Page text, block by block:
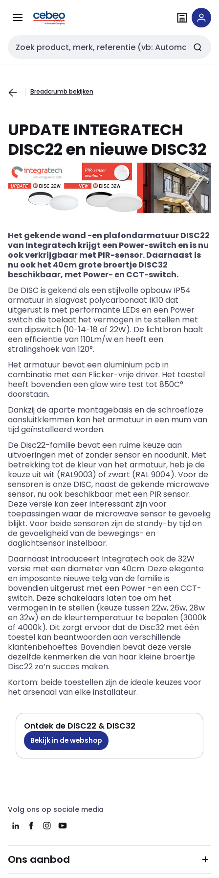
naar
naar
Zoekveld invoer
Breadcrumb bekijken
UPDATE INTEGRATECH
DISC22 en nieuwe DISC32
Het gekende wand -en plafondarmatuur DISC22
van Integratech krijgt een Power-switch en is nu
ook verkrijgbaar met PIR-sensor. Daarnaast is
nu ook het 40cm grote broertje DISC32
beschikbaar, met Power- en CCT-switch.
De DISC is gekend als een stijlvolle opbouw IP54
armatuur in slagvast polycarbonaat IK10 dat
uitgerust is met performante LEDs en een Power
switch die toelaat het vermogen in te stellen met
een dipswitch (10-14-18 of 22W). De lichtbron haalt
eenefficientie van 110Lm/w en heeft een
stralingshoek van 120°.
Het armatuur bevat een aluminium pcb in
combinatie met een Flicker-vrije driver. Het toestel
heeft bovendien eenglowwire test tot 850C°
doorstaan.
Dankzij de aparte montagebasis en de schroefloze
aansluitklemmen kan het armatuur in een mum van
tijd geïnstalleerd worden.
De Disc22-familie bevat een ruime keuze aan
uitvoeringen met of zonder sensor en noodunit. Met
betrekking tot de kleur van het armatuur, heb je de
keuze uit wit (RAL9003) of zwart (RAL 9004). Voor de
sensoren is onze DISC, naast de gekende microwave
sensor, nu ook beschikbaar met een PIR sensor.
Deze versie kan zeer interessant zijn voor
toepassingen waar de microwave sensor te gevoelig
blijkt. Voor beide sensoren zijn de standy-by tijd en
de gevoeligheid van de bewegings- en
daglichtsensor instelbaar.
Daarnaast introduceert Integratechook de 32W
versie met een diameter van 40cm. Deze elegante
en imposante nieuwe telg van de familie is
bovendien uitgerust met een Power -en een CCT-
switch. Deze schakelaars laten toe om het
vermogen in te stellen (keuze tussen 22w, 26w, 28w
en 32w) en de kleurtemperatuur te bepalen (3000k
of 4000k). Dit zorgt ervoor dat de Disc32 met één
toestel kan beantwoorden aan verschillende
klantenbehoeftes. Bovendien bevat deze versie
dezelfde kenmerken die van haar kleine broertje
Disc22 zo’n succes maken.
Kortom: beide toestellen zijn de ideale keuzes voor
het arsenaal van elke installateur.
Ontdek de DISC22 & DISC32
Bekijk in de webshop
Volg ons op sociale media
Ons aanbod